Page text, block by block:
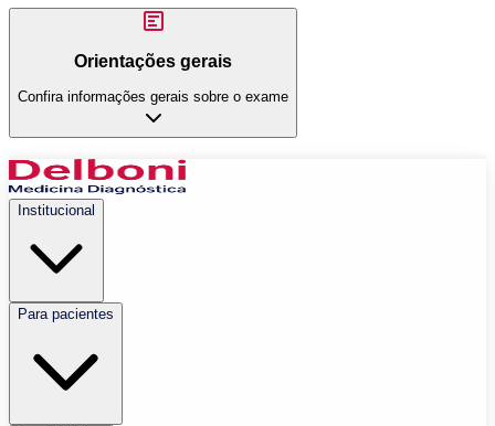
Orientações gerais
Confira informações gerais sobre o exame
Institucional
Para pacientes